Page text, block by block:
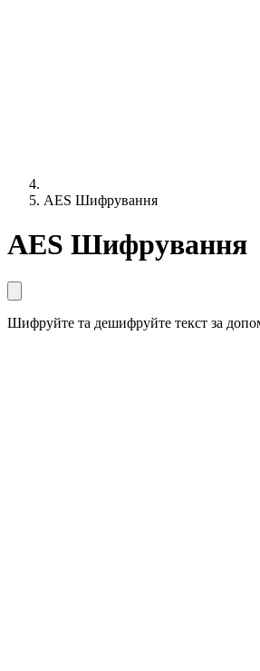
AES Шифрування
AES Шифрування
Шифруйте та дешифруйте текст за